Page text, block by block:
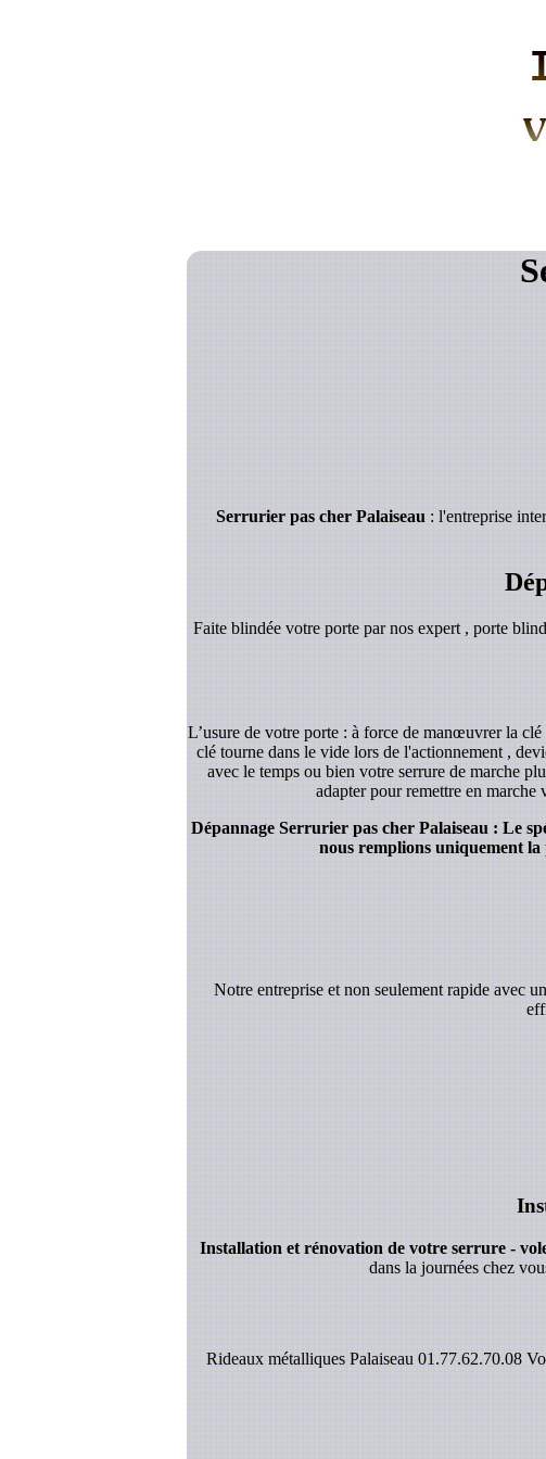
Serrurier pas cher Palaiseau: l'entreprise
Faite blindée votre porte par nos expert , porte
L’usure de votre porte : à force de manœuvrer la
clé tourne dans le vide lors de l'actionnement ,
avec le temps ou bien votre serrure de marche
adapter pour remettre en
Dépannage Serrurier pas cher Palaiseau : Le
nous remplions uniquement la
Notre entreprise et non seulement rapide avec
Installation et rénovation de votre serrure -
dans la journées chez
Rideaux métalliques Palaiseau 01.77.62.70.08